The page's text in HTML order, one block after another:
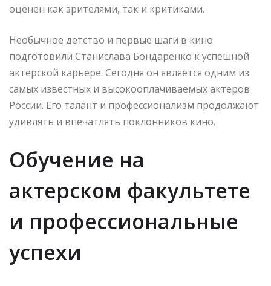
оценен как зрителями, так и критиками.
Необычное детство и первые шаги в кино
подготовили Станислава Бондаренко к успешной
актерской карьере. Сегодня он является одним из
самых известных и высокооплачиваемых актеров
России. Его талант и профессионализм продолжают
удивлять и впечатлять поклонников кино.
Обучение на
актерском факультете
и профессиональные
успехи